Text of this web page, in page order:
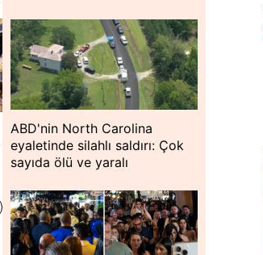
ABD'nin North Carolina
eyaletinde silahlı saldırı: Çok
sayıda ölü ve yaralı